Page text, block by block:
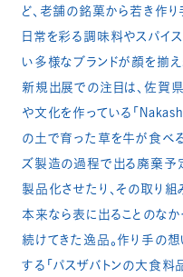
ど、老舗の銘菓から若き作
日常を彩る調味料やスパイ
い多様なブランドが顔を揃え
新規出展での注目は、佐賀
や文化を作っている「
の土で育った草を牛が食べ
ズ製造の過程で出る廃棄予
製品化させたり、その取り組
本来なら表に出ることのな
続けてきた逸品。作り手の
する「パスザバトンの大食料